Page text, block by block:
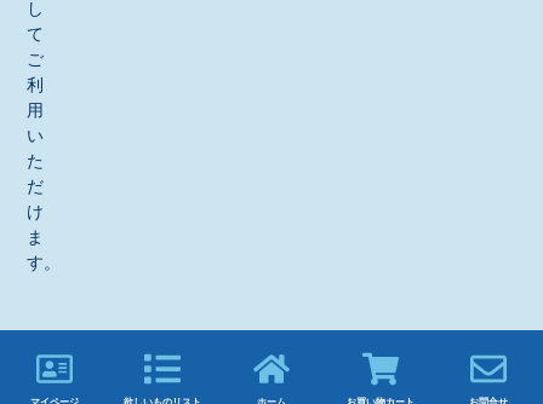
し
て
ご
利
用
い
た
だ
け
ま
す。
マイページ 欲しいものリスト ホーム お買い物カート お問合せ